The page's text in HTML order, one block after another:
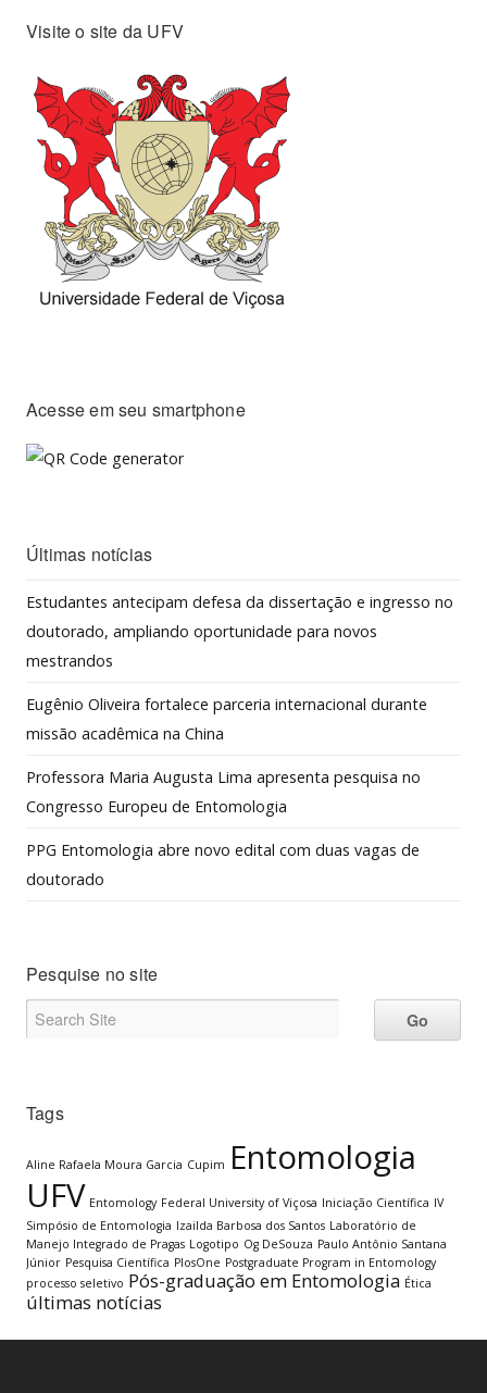
Visite o site da UFV
Acesse em seu smartphone
Últimas notícias
Estudantes antecipam defesa da dissertação e ingresso no
doutorado, ampliando oportunidade para novos
mestrandos
Eugênio Oliveira fortalece parceria internacional durante
missão acadêmica na China
Professora Maria Augusta Lima apresenta pesquisa no
Congresso Europeu de Entomologia
PPG Entomologia abre novo edital com duas vagas de
doutorado
Pesquise no site
Tags
Aline Rafaela Moura Garcia Cupim Entomologia
UFV Entomology Federal University of Viçosa Iniciação Científica IV
Simpósio de Entomologia Izailda Barbosa dos Santos Laboratório de
Manejo Integrado de Pragas Logotipo Og DeSouza Paulo Antônio Santana
Júnior Pesquisa Científica PlosOne Postgraduate Program in Entomology
processo seletivo Pós-graduação em Entomologia Ética
últimas notícias